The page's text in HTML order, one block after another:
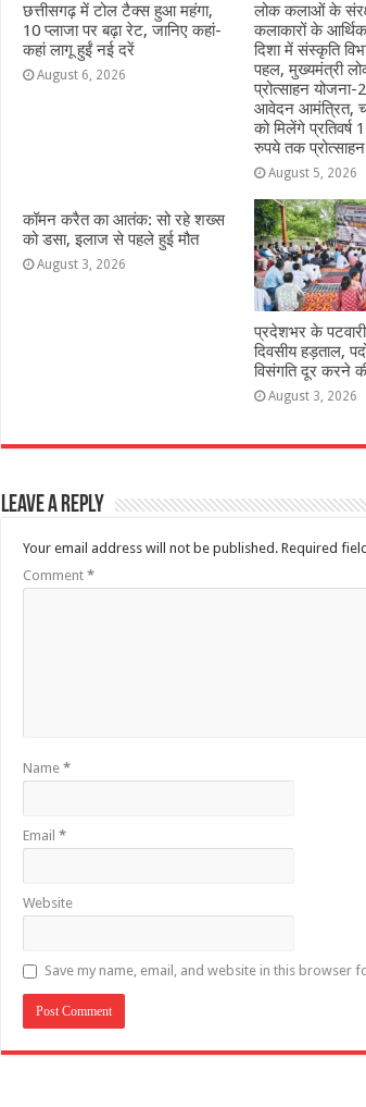
छत्तीसगढ़ में टोल टैक्स हुआ महंगा,
10 प्लाजा पर बढ़ा रेट, जानिए कहां-
कहां लागू हुईं नई दरें
August 6, 2026
लोक कलाओं के
कलाकारों के
दिशा में संस्कृति
पहल, मुख्यमंत्री
प्रोत्साहन
आवेदन आमंत्रित,
को मिलेंगे प्रतिवर्ष
रुपये तक प्रोत्साहन
August 5, 2026
कॉमन करैत का आतंक: सो रहे शख्स
को डसा, इलाज से पहले हुई मौत
August 3, 2026
प्रदेशभर के
दिवसीय हड़ताल,
विसंगति दूर करने
August 3, 2026
Leave a Reply
Your email address will not be published. Required
Comment *
Name *
Email *
Website
Save my name, email, and website in this browser